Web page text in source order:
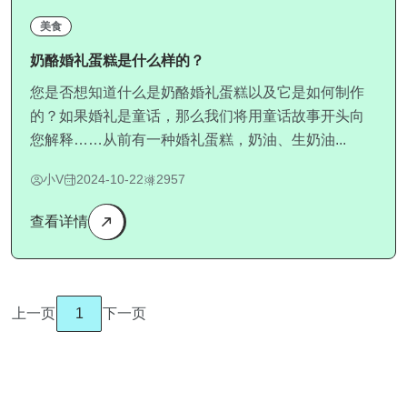
美食
奶酪婚礼蛋糕是什么样的？
您是否想知道什么是奶酪婚礼蛋糕以及它是如何制作
的？如果婚礼是童话，那么我们将用童话故事开头向
您解释……从前有一种婚礼蛋糕，奶油、生奶油...
小V 2024-10-22 2957
查看详情
上一页 1 下一页